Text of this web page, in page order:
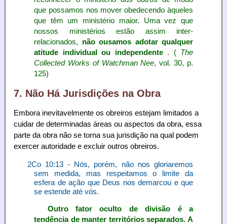
que possamos nos mover obedecendo àqueles
que têm um ministério maior. Uma vez que
nossos ministérios estão assim inter-
relacionados, não ousamos adotar qualquer
atitude individual ou independente . ( The
Collected Works of Watchman Nee, vol. 30, p.
125)
7. Não Há Jurisdições na Obra
Embora inevitavelmente os obreiros estejam limitados a
cuidar de determinadas áreas ou aspectos da obra, essa
parte da obra não se torna sua jurisdição na qual podem
exercer autoridade e excluir outros obreiros.
2Co 10:13 - Nós, porém, não nos gloriaremos
sem medida, mas respeitamos o limite da
esfera de ação que Deus nos demarcou e que
se estende até vós.
Outro fator oculto de divisão é a
tendência de manter territórios separados. A